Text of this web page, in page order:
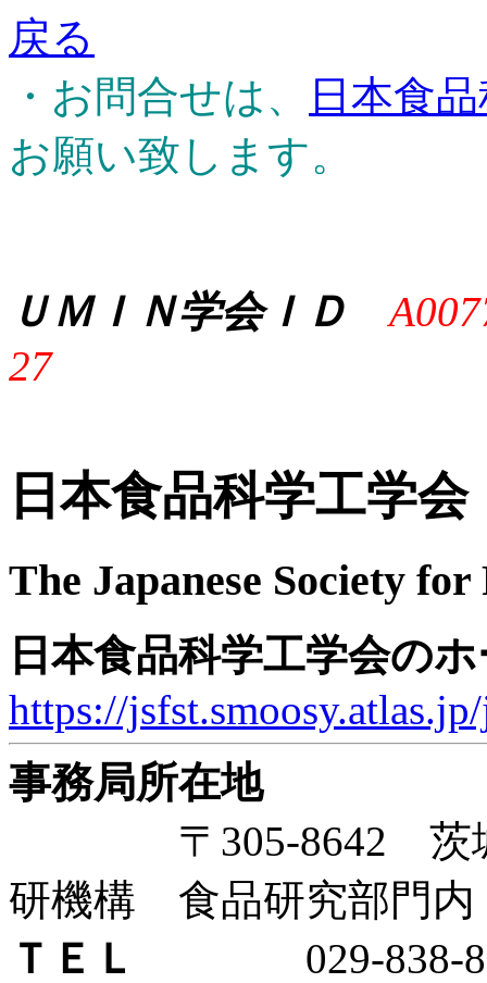
戻る
・お問合せは、
日本食
お願い致します。
ＵＭＩＮ学会ＩＤ
27
日本食品科学工学会
The Japanese Society
日本食品科学工学会の
https://
事務局所在地
〒305-8642 茨城
研機構 食品研究部門内
ＴＥＬ
029-838-